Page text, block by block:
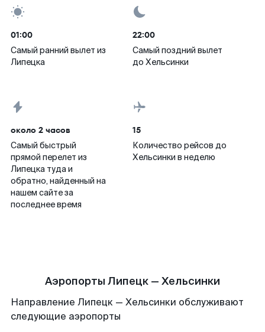
01:00
Самый ранний вылет из
Липецка
22:00
Самый поздний вылет
до Хельсинки
около 2 часов
Самый быстрый
прямой перелет из
Липецка туда и
обратно, найденный на
нашем сайте за
последнее время
15
Количество рейсов до
Хельсинки в неделю
Аэропорты Липецк — Хельсинки
Направление Липецк — Хельсинки обслуживают
следующие аэропорты